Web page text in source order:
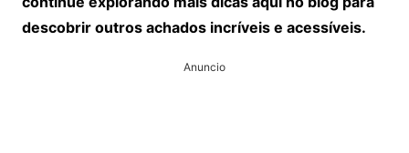
descobrir outros achados incríveis e acessíveis.
Anuncio